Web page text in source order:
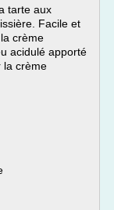
tarte aux
Facile et
crème
acidulé apporté
la crème